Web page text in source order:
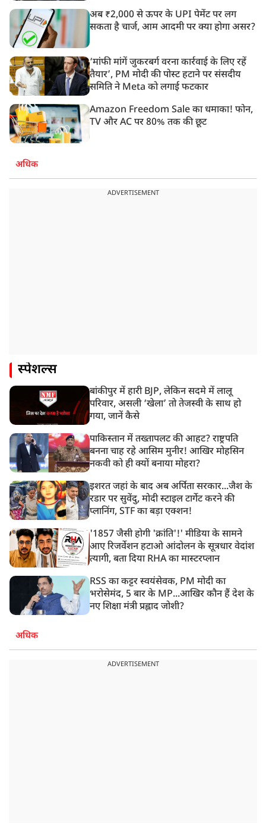
अब ₹2,000 से ऊपर के UPI पेमेंट पर लग
सकता है चार्ज, आम आदमी पर क्या होगा असर?
‘मांफी मांगें जुकरबर्ग वरना कार्रवाई के लिए रहें
तैयार’, PM मोदी की पोस्ट हटाने पर संसदीय
समिति ने Meta को लगाई फटकार
Amazon Freedom Sale का धमाका! फोन,
TV और AC पर 80% तक की छूट
अधिक
ADVERTISEMENT
स्पेशल्स
बांकीपुर में हारी BJP, लेकिन सदमे में लालू
परिवार, असली ‘खेला’ तो तेजस्वी के साथ हो
गया, जानें कैसे
पाकिस्तान में तख्तापलट की आहट? राष्ट्रपति
बनना चाह रहे आसिम मुनीर! आखिर मोहसिन
नकवी को ही क्यों बनाया मोहरा?
इशरत जहां के बाद अब अर्पिता सरकार...जैश के
रडार पर सुवेंदु, मोदी स्टाइल टार्गेट करने की
प्लानिंग, STF का बड़ा एक्शन!
'1857 जैसी होगी 'क्रांति'!' मीडिया के सामने
आए रिजर्वेशन हटाओ आंदोलन के सूत्रधार वेदांश
त्यागी, बता दिया RHA का मास्टरप्लान
RSS का कट्टर स्वयंसेवक, PM मोदी का
भरोसेमंद, 5 बार के MP...आखिर कौन हैं देश के
नए शिक्षा मंत्री प्रह्लाद जोशी?
अधिक
ADVERTISEMENT